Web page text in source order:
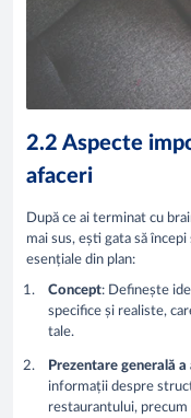
2.2 Aspecte
afaceri
După ce ai terminat cu
mai sus, ești gata să
esențiale din plan:
Concept: Definește
specifice și realiste,
tale.
Prezentare generală
informații despre
restaurantului,